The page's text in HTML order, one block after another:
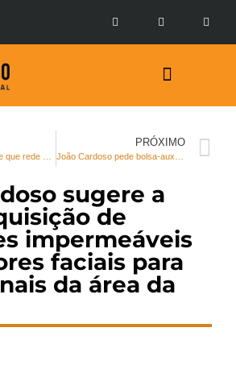
PRÓXIMO
sugere a
de
impermeáveis
faciais para
da área da